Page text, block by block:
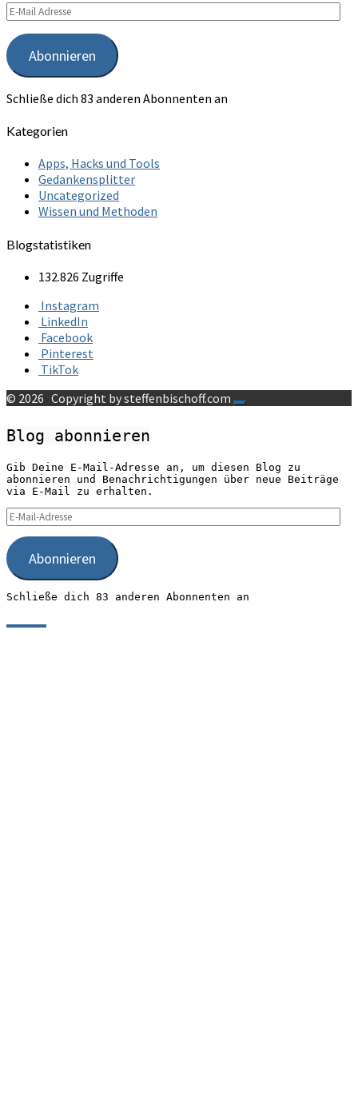
E-
Mail
Adresse
Abonnieren
Schließe dich 83 anderen Abonnenten an
Kategorien
Apps, Hacks und Tools
Gedankensplitter
Uncategorized
Wissen und Methoden
Blogstatistiken
132.826 Zugriffe
Instagram
LinkedIn
Facebook
Pinterest
TikTok
© 2026 Copyright by steffenbischoff.com
Blog abonnieren
Gib Deine E-Mail-Adresse an, um diesen Blog zu
abonnieren und Benachrichtigungen über neue Beiträge
via E-Mail zu erhalten.
E-
Mail-
Adresse
Abonnieren
Schließe dich 83 anderen Abonnenten an